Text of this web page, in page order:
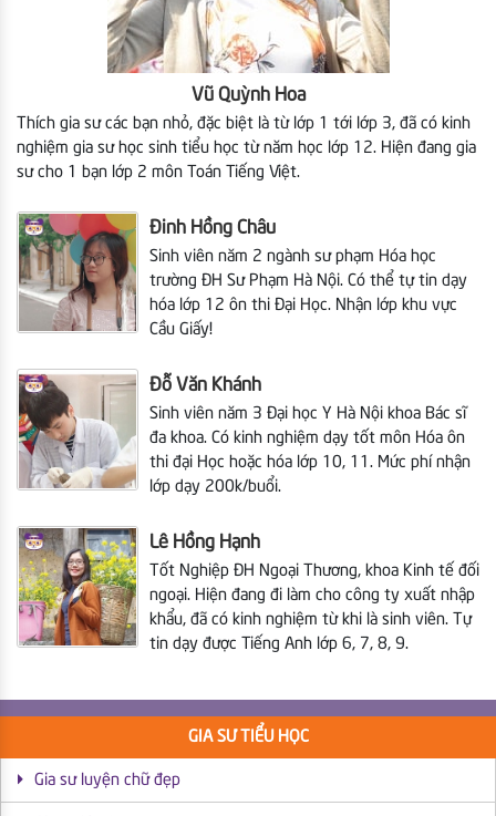
Vũ Quỳnh Hoa
Thích gia sư các bạn nhỏ, đặc biệt là từ lớp 1 tới lớp 3, đã có kinh
nghiệm gia sư học sinh tiểu học từ năm học lớp 12. Hiện đang gia
sư cho 1 bạn lớp 2 môn Toán Tiếng Việt.
Đinh Hồng Châu
Sinh viên năm 2 ngành sư phạm Hóa học
trường ĐH Sư Phạm Hà Nội. Có thể tự tin dạy
hóa lớp 12 ôn thi Đại Học. Nhận lớp khu vực
Cầu Giấy!
Đỗ Văn Khánh
Sinh viên năm 3 Đại học Y Hà Nội khoa Bác sĩ
đa khoa. Có kinh nghiệm dạy tốt môn Hóa ôn
thi đại Học hoặc hóa lớp 10, 11. Mức phí nhận
lớp dạy 200k/buổi.
Lê Hồng Hạnh
Tốt Nghiệp ĐH Ngoại Thương, khoa Kinh tế đối
ngoại. Hiện đang đi làm cho công ty xuất nhập
khẩu, đã có kinh nghiệm từ khi là sinh viên. Tự
tin dạy được Tiếng Anh lớp 6, 7, 8, 9.
GIA SƯ TIỂU HỌC
Gia sư luyện chữ đẹp